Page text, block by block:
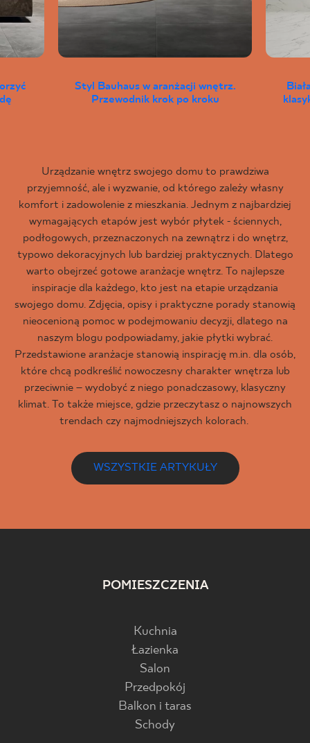
Styl Bauhaus w aranżacji wnętrz.
Przewodnik krok po kroku
Urządzanie wnętrz swojego domu to prawdziwa
przyjemność, ale i wyzwanie, od którego zależy własny
komfort i zadowolenie z mieszkania. Jednym z najbardziej
wymagających etapów jest wybór płytek - ściennych,
podłogowych, przeznaczonych na zewnątrz i do wnętrz,
typowo dekoracyjnych lub bardziej praktycznych. Dlatego
warto obejrzeć gotowe aranżacje wnętrz. To najlepsze
inspiracje dla każdego, kto jest na etapie urządzania
swojego domu. Zdjęcia, opisy i praktyczne porady stanowią
nieocenioną pomoc w podejmowaniu decyzji, dlatego na
naszym blogu podpowiadamy, jakie płytki wybrać.
Przedstawione aranżacje stanowią inspirację m.in. dla osób,
które chcą podkreślić nowoczesny charakter wnętrza lub
przeciwnie – wydobyć z niego ponadczasowy, klasyczny
klimat. To także miejsce, gdzie przeczytasz o najnowszych
trendach czy najmodniejszych kolorach.
WSZYSTKIE ARTYKUŁY
POMIESZCZENIA
Kuchnia
Łazienka
Salon
Przedpokój
Balkon i taras
Schody